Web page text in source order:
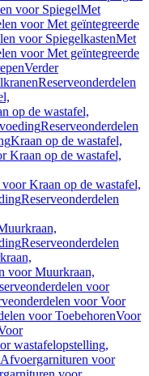
voor SpiegelMet
voor Met geïntegreerde
voor SpiegelkastenMet
voor Met geïntegreerde
Verder
Reserveonderdelen
op de wastafel,
Reserveonderdelen
Kraan op de wastafel,
Kraan op de wastafel,
Kraan op de wastafel,
Reserveonderdelen
Reserveonderdelen
voor Muurkraan,
voor
voor Voor
voor ToebehorenVoor
wastafelopstelling,
Afvoergarnituren voor